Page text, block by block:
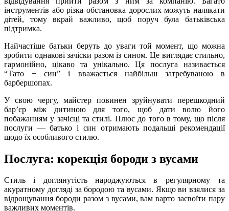
інструментів або різка обстановка дорослих можуть налякати
дітей, тому вкрай важливо, щоб поруч була батьківська
підтримка.
Найчастіше батьки беруть до уваги той момент, що можна
зробити однакові зачіски разом із сином. Це виглядає стильно,
гармонійно, цікаво та унікально. Ця послуга називається
“Тато + син” і вважається найбільш затребуваною в
барбершопах.
У свою чергу, майстер повинен зруйнувати перешкодний
бар’єр між дитиною для того, щоб дати волю його
побажанням у зачісці та стилі. Плюс до того в тому, що після
послуги — батько і син отримають подальші рекомендації
щодо їх особливого стилю.
Послуга: корекція бороди з вусами
Стиль і доглянутість народжуються в регулярному та
акуратному догляді за бородою та вусами. Якщо ви взялися за
відрощування бороди разом з вусами, вам варто засвоїти пару
важливих моментів.